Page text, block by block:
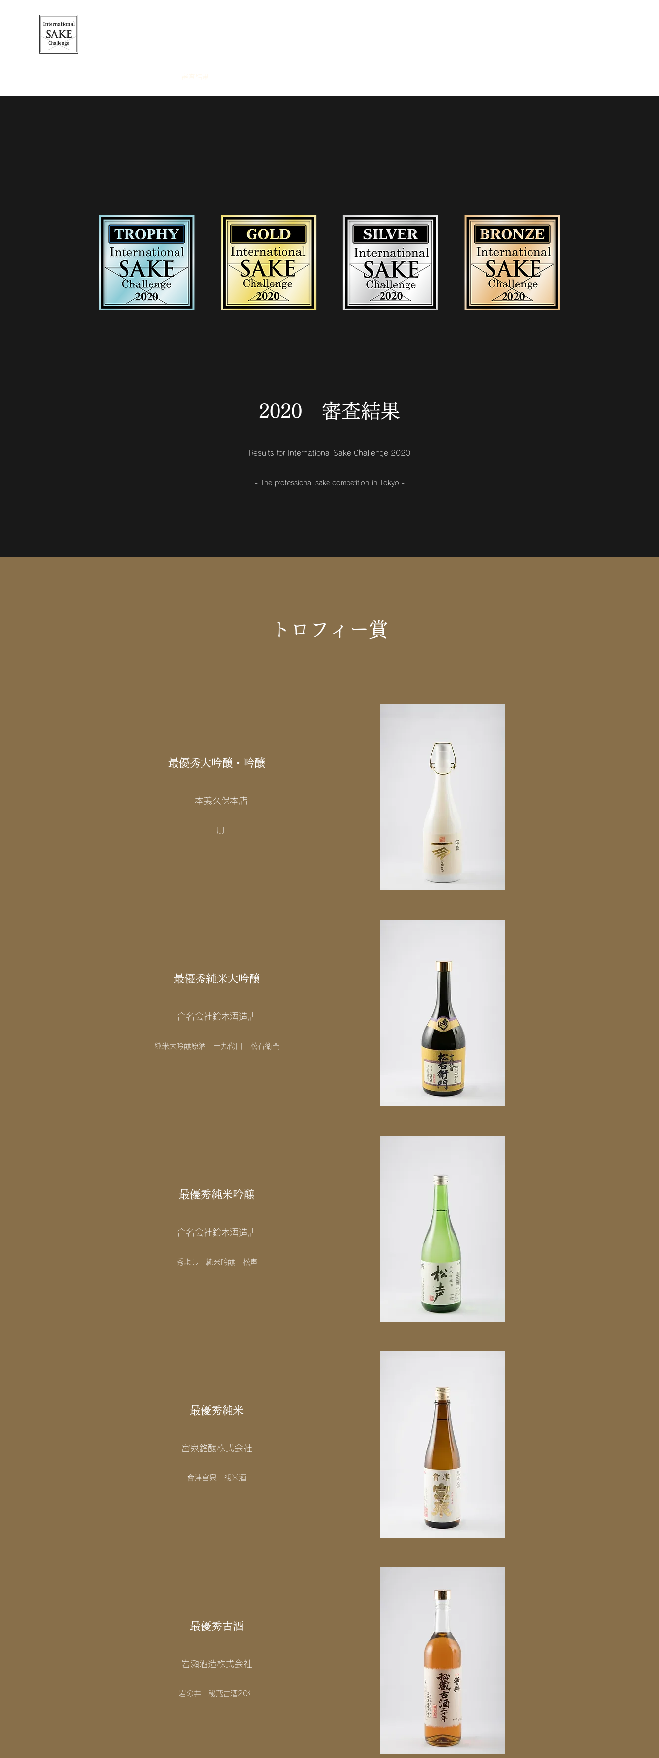
審査結果
2020 審査結果
Results for International Sake Challenge 2020
- The professional sake competition in Tokyo -
トロフィー賞
最優秀大吟醸・吟醸
一本義久保本店
一朋
最優秀純米大吟醸
合名会社鈴木酒造店
純米大吟醸原酒 十九代目 松右衛門
最優秀純米吟醸
合名会社鈴木酒造店
秀よし 純米吟醸 松声
最優秀純米
宮泉銘醸株式会社
會津宮泉 純米酒
最優秀古酒
岩瀬酒造株式会社
岩の井 秘蔵古酒20年